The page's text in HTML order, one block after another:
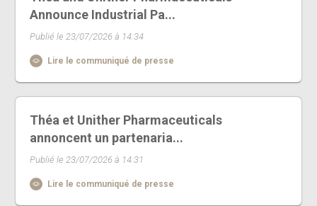
Announce Industrial Pa...
Publié le 23/07/2026 à 14:34
Lire le communiqué de presse
Théa et Unither Pharmaceuticals
annoncent un partenaria...
Publié le 23/07/2026 à 14:31
Lire le communiqué de presse